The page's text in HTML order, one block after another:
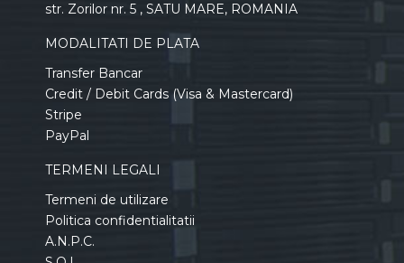
str. Zorilor nr. 5 , SATU MARE, ROMANIA
MODALITATI DE PLATA
Transfer Bancar
Credit / Debit Cards (Visa & Mastercard)
Stripe
PayPal
TERMENI LEGALI
Termeni de utilizare
Politica confidentialitatii
A.N.P.C.